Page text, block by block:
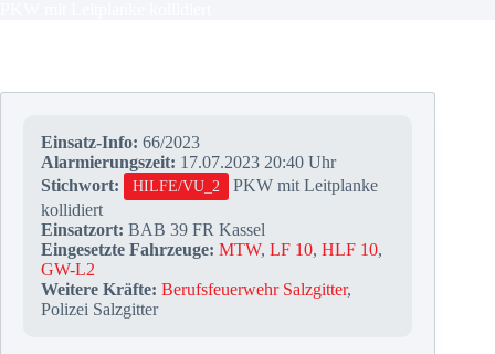
Einsatz-Info: 66/2023
Alarmierungszeit: 17.07.2023 20:40 Uhr
Stichwort:
HILFE/VU_2
PKW mit Leitplanke
kollidiert
Einsatzort: BAB 39 FR Kassel
Eingesetzte Fahrzeuge: MTW, LF 10, HLF 10,
GW-L2
Weitere Kräfte: Berufsfeuerwehr Salzgitter,
Polizei Salzgitter